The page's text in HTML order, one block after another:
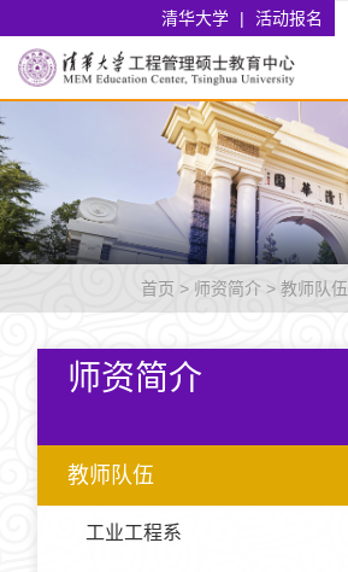
清华大学 | 活动报名
首页 > 师资简介 >教师队伍
师资简介
教师队伍
工业工程系